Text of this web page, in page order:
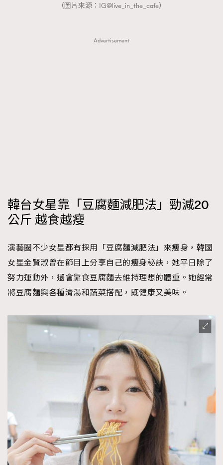
（圖片來源：IG@live_in_the_cafe）
Advertisement
韓台女星靠「豆腐麵減肥法」勁減20
公斤 越食越瘦
演藝圈不少女星都有採用「豆腐麵減肥法」來瘦身，韓國
女星金賢淑曾在節目上分享自己的瘦身秘訣，她平日除了
努力運動外，還會靠食豆腐麵去維持理想的體重。她經常
將豆腐麵與各種清湯和蔬菜搭配，既健康又美味。